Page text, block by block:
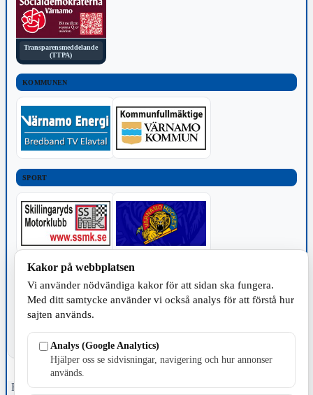
Transparensmeddelande
(TTPA)
KOMMUNEN
SPORT
TILLVERKNING
Fristående webbtidningsföretag grundat 1991 som sedan 2002 ger
Kakor på webbplatsen
Vi använder nödvändiga kakor för att sidan ska fungera.
Med ditt samtycke använder vi också analys för att förstå hur
sajten används.
Analys (Google Analytics)
Hjälper oss se sidvisningar, navigering och hur annonser
används.